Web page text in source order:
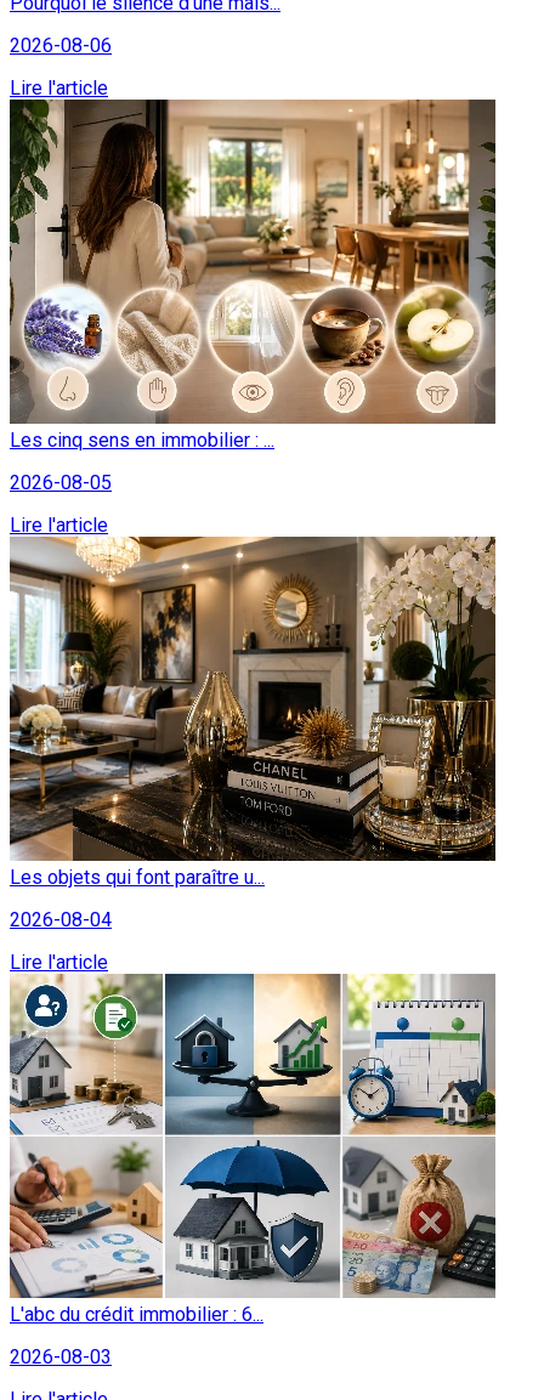
2026-08-06
Lire l'article
Les cinq sens en immobilier : ...
2026-08-05
Lire l'article
Les objets qui font paraître u...
2026-08-04
Lire l'article
L'abc du crédit immobilier : 6...
2026-08-03